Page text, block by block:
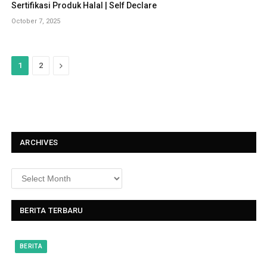
Sertifikasi Produk Halal | Self Declare
October 7, 2025
1 2
N
ARCHIVES
BERITA TERBARU
BERITA